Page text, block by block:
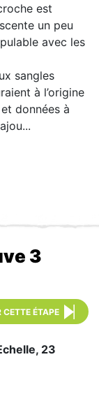
est
un peu
avec les
sangles
à l’origine
données à
3
CETTE ÉTAPE
23